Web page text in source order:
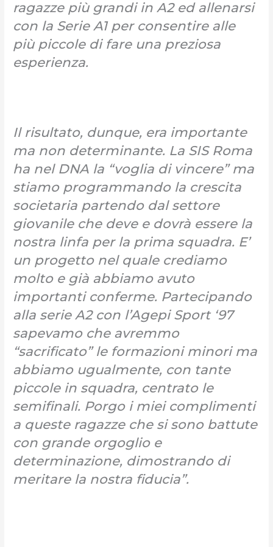
ragazze più grandi in A2 ed allenarsi
con la Serie A1 per consentire alle
più piccole di fare una preziosa
esperienza.
Il risultato, dunque, era importante
ma non determinante. La SIS Roma
ha nel DNA la “voglia di vincere” ma
stiamo programmando la crescita
societaria partendo dal settore
giovanile che deve e dovrà essere la
nostra linfa per la prima squadra. E’
un progetto nel quale crediamo
molto e già abbiamo avuto
importanti conferme. Partecipando
alla serie A2 con l’Agepi Sport ‘97
sapevamo che avremmo
“sacrificato” le formazioni minori ma
abbiamo ugualmente, con tante
piccole in squadra, centrato le
semifinali. Porgo i miei complimenti
a queste ragazze che si sono battute
con grande orgoglio e
determinazione, dimostrando di
meritare la nostra fiducia”.